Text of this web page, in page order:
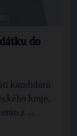
do
kandidátů
kraje.
z ...